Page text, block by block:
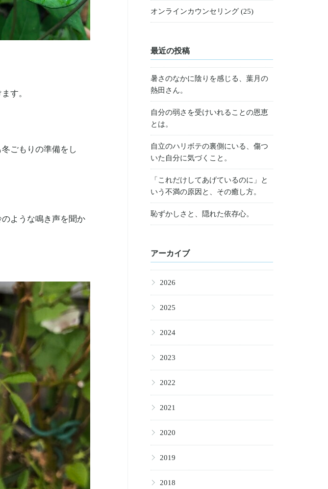
す。
ごもりの準備をし
ような鳴き声を聞か
オンラインカウンセリング (25)
最近の投稿
暑さのなかに陰りを感じる、葉月の
熱田さん。
自分の弱さを受けいれることの恩恵
とは。
自立のハリボテの裏側にいる、傷つ
いた自分に気づくこと。
「これだけしてあげているのに」と
いう不満の原因と、その癒し方。
恥ずかしさと、隠れた依存心。
アーカイブ
2026
2025
2024
2023
2022
2021
2020
2019
2018